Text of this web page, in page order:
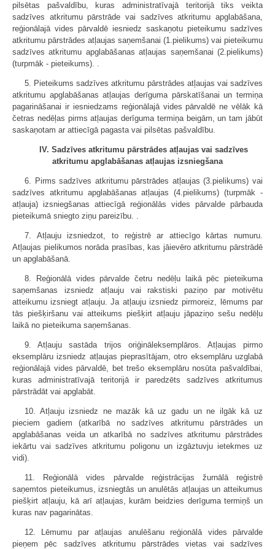
pilsētas pašvaldību, kuras administratīvajā teritorijā tiks veikta
sadzīves atkritumu pārstrāde vai sadzīves atkritumu apglabāšana,
reģionālajā vides pārvaldē iesniedz saskaņotu pieteikumu sadzīves
atkritumu pārstrādes atļaujas saņemšanai (1.pielikums) vai pieteikumu
sadzīves atkritumu apglabāšanas atļaujas saņemšanai (2.pielikums)
(turpmāk - pieteikums). .
5. Pieteikums sadzīves atkritumu pārstrādes atļaujas vai sadzīves
atkritumu apglabāšanas atļaujas derīguma pārskatīšanai un termiņa
pagarināšanai ir iesniedzams reģionālajā vides pārvaldē ne vēlāk kā
četras nedēļas pirms atļaujas derīguma termiņa beigām, un tam jābūt
saskaņotam ar attiecīgā pagasta vai pilsētas pašvaldību.
IV. Sadzīves atkritumu pārstrādes atļaujas vai sadzīves
atkritumu apglabāšanas atļaujas izsniegšana
6. Pirms sadzīves atkritumu pārstrādes atļaujas (3.pielikums) vai
sadzīves atkritumu apglabāšanas atļaujas (4.pielikums) (turpmāk -
atļauja) izsniegšanas attiecīgā reģionālās vides pārvalde pārbauda
pieteikumā sniegto ziņu pareizību. .
7. Atļauju izsniedzot, to reģistrē ar attiecīgo kārtas numuru.
Atļaujas pielikumos norāda prasības, kas jāievēro atkritumu pārstrādē
un apglabāšanā.
8. Reģionālā vides pārvalde četru nedēļu laikā pēc pieteikuma
saņemšanas izsniedz atļauju vai rakstiski paziņo par motivētu
atteikumu izsniegt atļauju. Ja atļauju izsniedz pirmoreiz, lēmums par
tās piešķiršanu vai atteikums piešķirt atļauju jāpaziņo sešu nedēļu
laikā no pieteikuma saņemšanas.
9. Atļauju sastāda trijos oriģināleksemplāros. Atļaujas pirmo
eksemplāru izsniedz atļaujas pieprasītājam, otro eksemplāru uzglabā
reģionālajā vides pārvaldē, bet trešo eksemplāru nosūta pašvaldībai,
kuras administratīvajā teritorijā ir paredzēts sadzīves atkritumus
pārstrādāt vai apglabāt.
10. Atļauju izsniedz ne mazāk kā uz gadu un ne ilgāk kā uz
pieciem gadiem (atkarībā no sadzīves atkritumu pārstrādes un
apglabāšanas veida un atkarībā no sadzīves atkritumu pārstrādes
iekārtu vai sadzīves atkritumu poligonu un izgāztuvju ietekmes uz
vidi).
11. Reģionālā vides pārvalde reģistrācijas žurnālā reģistrē
saņemtos pieteikumus, izsniegtās un anulētās atļaujas un atteikumus
piešķirt atļauju, kā arī atļaujas, kurām beidzies derīguma termiņš un
kuras nav pagarinātas.
12. Lēmumu par atļaujas anulēšanu reģionālā vides pārvalde
pieņem pēc sadzīves atkritumu pārstrādes vietas vai sadzīves